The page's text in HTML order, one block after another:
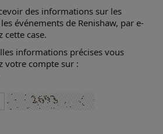
des informations sur les
événements de Renishaw, par e-
cette case.
informations précises vous
votre compte sur :